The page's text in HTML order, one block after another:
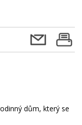
dům, který se